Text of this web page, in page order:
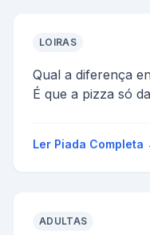
LOIRAS
Qual a diferença
É que a pizza só
Ler Piada Completa
ADULTAS